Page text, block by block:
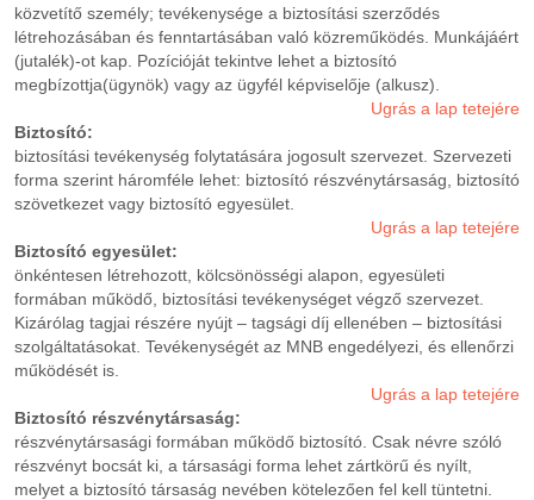
közvetítő személy; tevékenysége a biztosítási szerződés
létrehozásában és fenntartásában való közreműködés. Munkájáért
(jutalék)-ot kap. Pozícióját tekintve lehet a biztosító
megbízottja(ügynök) vagy az ügyfél képviselője (alkusz).
Ugrás a lap tetejére
Biztosító:
biztosítási tevékenység folytatására jogosult szervezet. Szervezeti
forma szerint háromféle lehet: biztosító részvénytársaság, biztosító
szövetkezet vagy biztosító egyesület.
Ugrás a lap tetejére
Biztosító egyesület:
önkéntesen létrehozott, kölcsönösségi alapon, egyesületi
formában működő, biztosítási tevékenységet végző szervezet.
Kizárólag tagjai részére nyújt – tagsági díj ellenében – biztosítási
szolgáltatásokat. Tevékenységét az MNB engedélyezi, és ellenőrzi
működését is.
Ugrás a lap tetejére
Biztosító részvénytársaság:
részvénytársasági formában működő biztosító. Csak névre szóló
részvényt bocsát ki, a társasági forma lehet zártkörű és nyílt,
melyet a biztosító társaság nevében kötelezően fel kell tüntetni.